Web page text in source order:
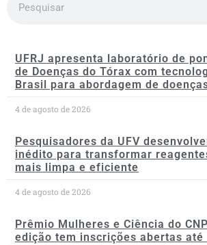
UFRJ apresenta laboratório de
de Doenças do Tórax com
Brasil para abordagem de
4 de agosto de 2026
Pesquisadores da UFV
inédito para transformar
mais limpa e eficiente
4 de agosto de 2026
Prêmio Mulheres e Ciência do
edição tem inscrições abertas até